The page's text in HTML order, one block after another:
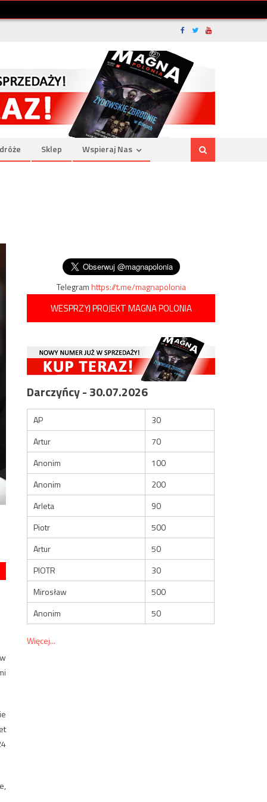
Sklep Wspieraj Nas
Telegramhttps://t.me/magnapolonia
WESPRZYJ PROJEKT MAGNA POLONIA
Darczyńcy - 30.07.2026
AP
30
Artur
70
Anonim
100
Anonim
200
Arleta
90
Piotr
500
Artur
50
PIOTR
30
Mirosław
500
Anonim
50
Więcej...